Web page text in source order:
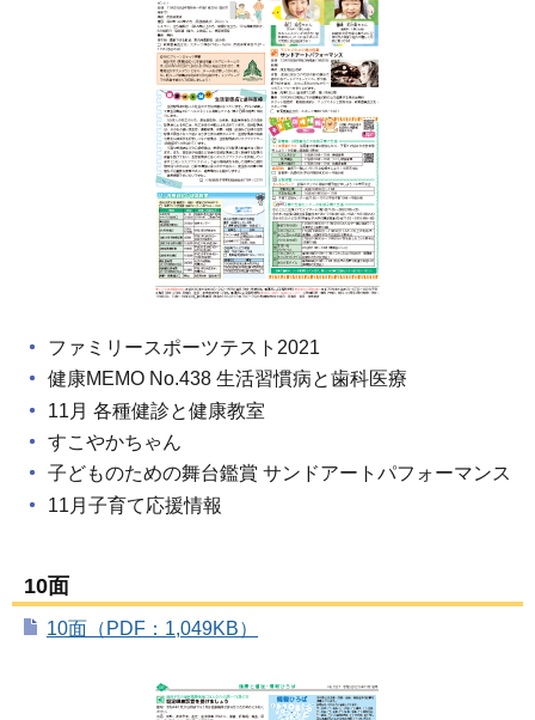
ファミリースポーツテスト2021
健康MEMO No.438 生活習慣病と歯科医療
11月 各種健診と健康教室
すこやかちゃん
子どものための舞台鑑賞 サンドアートパフォーマンス
11月子育て応援情報
10面
10面（PDF：1,049KB）